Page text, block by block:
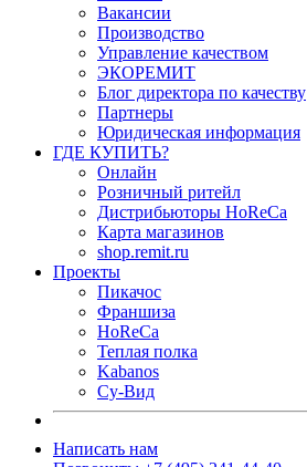
Вакансии
Производство
Управление качеством
ЭКОРЕМИТ
Блог директора по качеству
Партнеры
Юридическая информация
ГДЕ КУПИТЬ?
Онлайн
Розничный ритейл
Дистрибьюторы HoReCa
Карта магазинов
shop.remit.ru
Проекты
Пикачос
Франшиза
HoReCa
Теплая полка
Kabanos
Су-Вид
Написать нам